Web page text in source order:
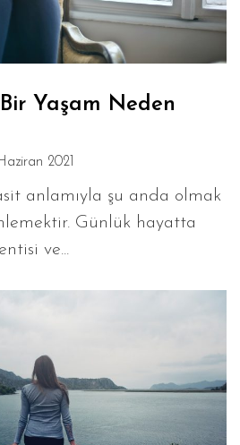
Bir Yaşam Neden
Haziran 2021
anlamıyla şu anda olmak
Günlük hayatta
ve...